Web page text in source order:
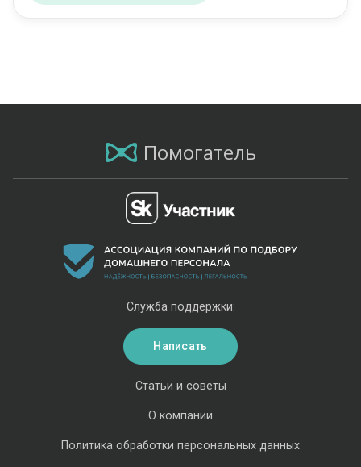
Помогатель
Статьи и советы
О компании
Политика обработки персональных данных
Служба поддержки:
Написать